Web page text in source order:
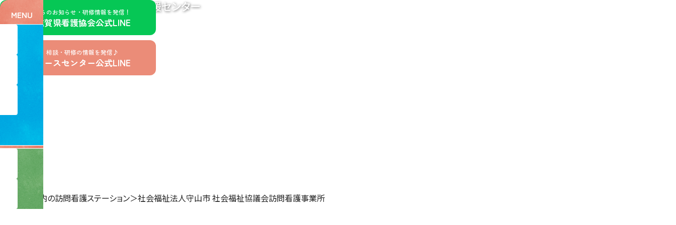
公益社団法人滋賀県看護協会 訪問看護支援センター
看護協会からのお知らせ・研修情報を発信！
公社）滋賀県看護協会公式LINE
お仕事探し、相談・研修の情報を発信♪
滋賀県ナースセンター公式LINE
MENU
＞ 県内の訪問看護ステーション＞社会福祉法人守山市 社会福祉協議会訪問看護事業所